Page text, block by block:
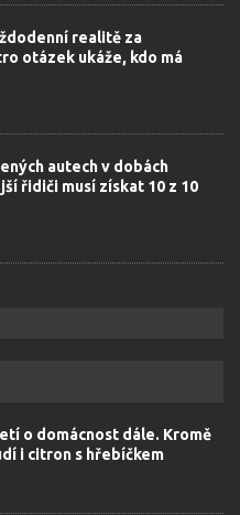
realitě za
otázek ukáže, kdo má
autech v dobách
řidiči musí získat 10 z 10
o domácnost dále. Kromě
i citron s hřebíčkem